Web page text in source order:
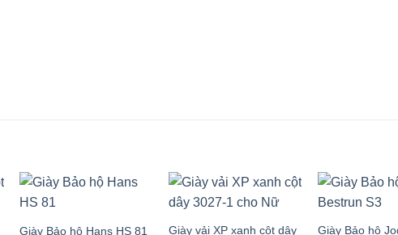
Giày Bảo hộ Hans HS 81 Giày vải XP xanh cột dây Giày Bảo hộ